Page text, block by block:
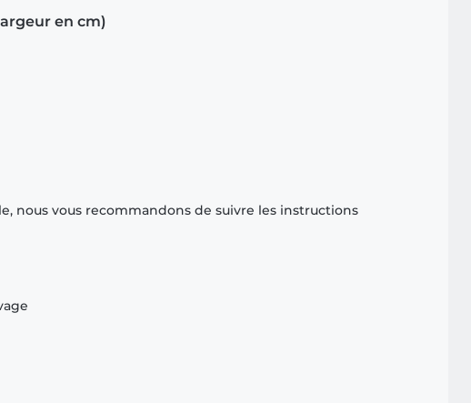
en cm)
nous vous recommandons de suivre les instructions